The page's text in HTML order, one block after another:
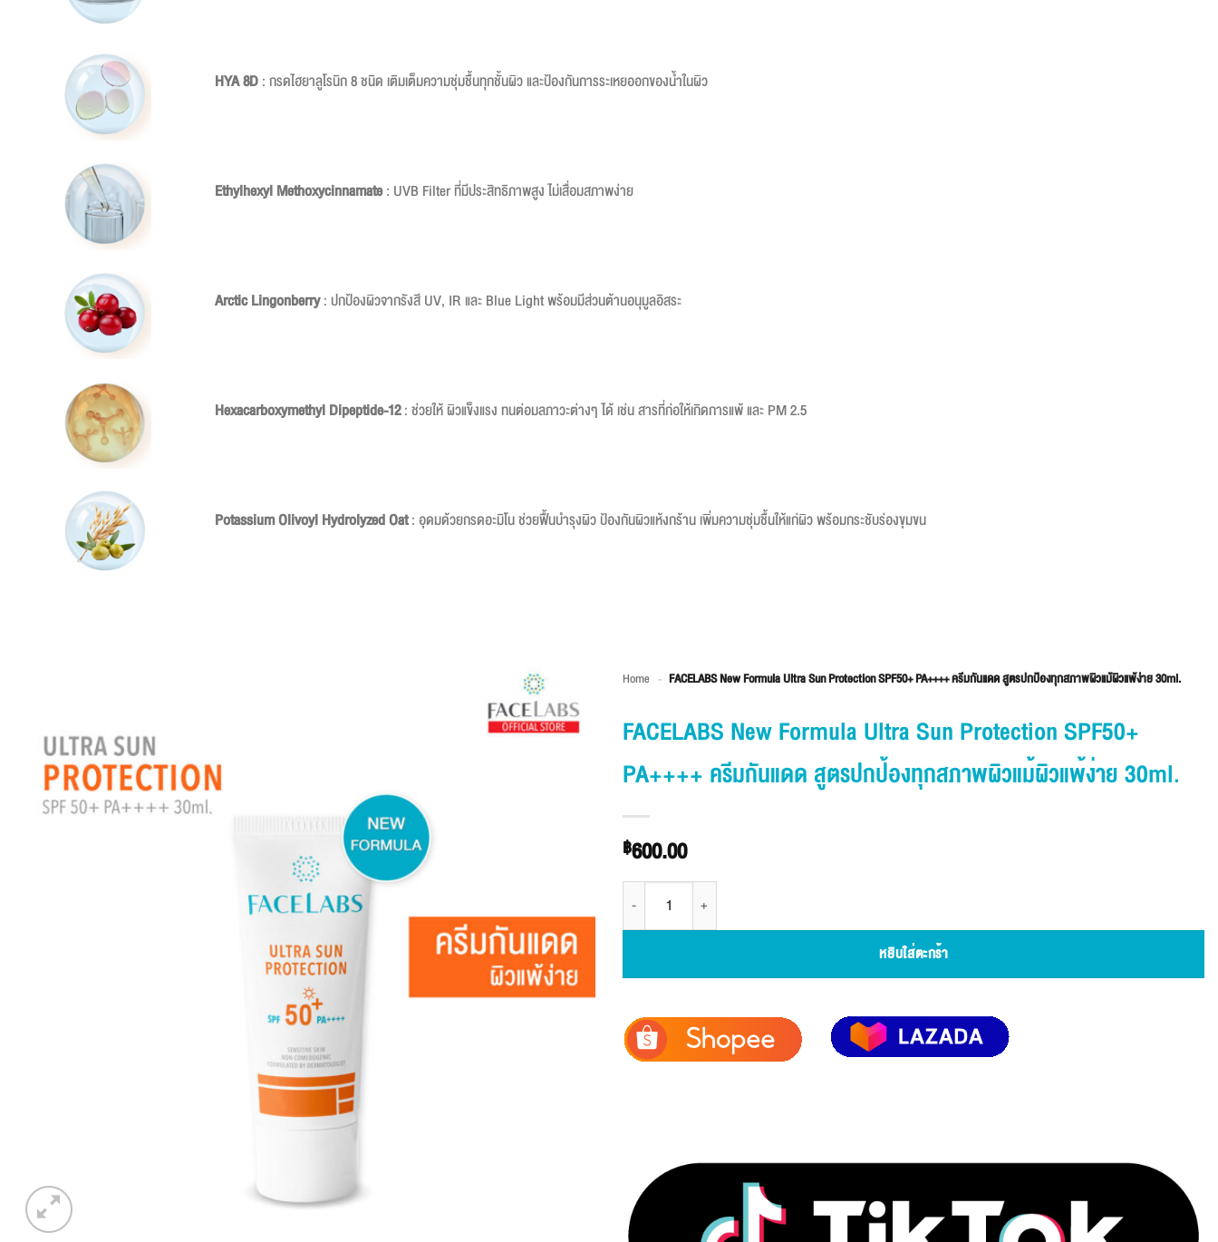
HYA 8D: กรดไฮยาลูโรนิก 8 ชนิด เติมเต็มความชุ่มชื้นทุกชั้นผิว และป้องกันการระเหยออกของน้ำในผิว
Ethylhexyl Methoxycinnamate: UVB Filter ที่มีประสิทธิภาพสูง ไม่เสื่อมสภาพง่าย
Arctic Lingonberry: ปกป้องผิวจากรังสี UV, IR และ Blue Light พร้อมมีส่วนต้านอนุมูลอิสระ
Hexacarboxymethyl Dipeptide-12: ช่วยให้ ผิวแข็งแรง ทนต่อมลภาวะต่างๆ ได้ เช่น สารที่ก่อให้เกิดการแพ้ และ PM 2.5
Potassium Olivoyl Hydrolyzed Oat: อุดมด้วยกรดอะมิโน ช่วยฟื้นบำรุงผิว ป้องกันผิวแห้งกร้าน เพิ่มความชุ่มชื้นให้แก่ผิว พร้อมกระชับร่องขุมขน
Home - FACELABS New Formula Ultra Sun Protection SPF50+ PA++++ ครีมกันแดด สูตรปกป้องทุกสภาพผิวแม้ผิวแพ้ง่าย 30ml.
FACELABS New Formula Ultra Sun Protection SPF50+
PA++++ ครีมกันแดด สูตรปกป้องทุกสภาพผิวแม้ผิวแพ้ง่าย 30ml.
฿600.00
หยิบใส่ตะกร้า